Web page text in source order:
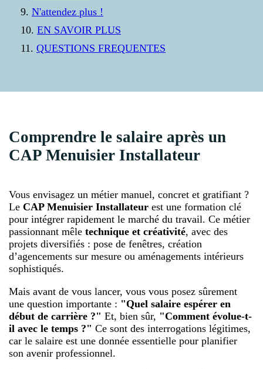
N'attendez plus !
EN SAVOIR PLUS
QUESTIONS FREQUENTES
Comprendre le salaire après un
CAP Menuisier Installateur
Vous envisagez un métier manuel, concret et gratifiant ?
Le CAP Menuisier Installateur est une formation clé
pour intégrer rapidement le marché du travail. Ce métier
passionnant mêle technique et créativité, avec des
projets diversifiés : pose de fenêtres, création
d’agencements sur mesure ou aménagements intérieurs
sophistiqués.
Mais avant de vous lancer, vous vous posez sûrement
une question importante : "Quel salaire espérer en
début de carrière ?" Et, bien sûr, "Comment évolue-t-
il avec le temps ?" Ce sont des interrogations légitimes,
car le salaire est une donnée essentielle pour planifier
son avenir professionnel.